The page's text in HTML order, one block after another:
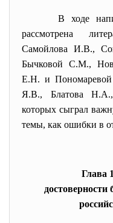
В ходе
рассмотрена
Самойлова И.В.,
Бычковой С.М.,
Е.Н. и
Я.В., Блатова
которых сыграл
темы, как ошибки в
Глава
достоверности